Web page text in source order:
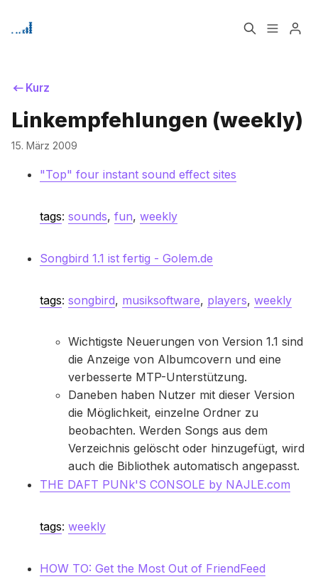
Home
Bitte geben Sie mindestens 3 Zeichen ein
Kurz
Linkempfehlungen (weekly)
15. März 2009
"Top" four instant sound effect sites
tags: sounds, fun, weekly
Songbird 1.1 ist fertig - Golem.de
tags: songbird, musiksoftware, players, weekly
Wichtigste Neuerungen von Version 1.1 sind
die Anzeige von Albumcovern und eine
verbesserte MTP-Unterstützung.
Daneben haben Nutzer mit dieser Version
die Möglichkeit, einzelne Ordner zu
beobachten. Werden Songs aus dem
Verzeichnis gelöscht oder hinzugefügt, wird
auch die Bibliothek automatisch angepasst.
THE DAFT PUNk'S CONSOLE by NAJLE.com
tags: weekly
HOW TO: Get the Most Out of FriendFeed